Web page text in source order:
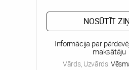
NOSŪTĪT
Informācija par
maksātāju
Vārds, Uzvārds: